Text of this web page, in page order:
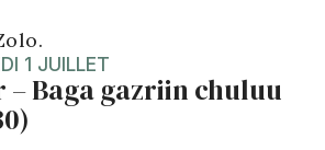
1 JUILLET
– Baga gazriin chuluu